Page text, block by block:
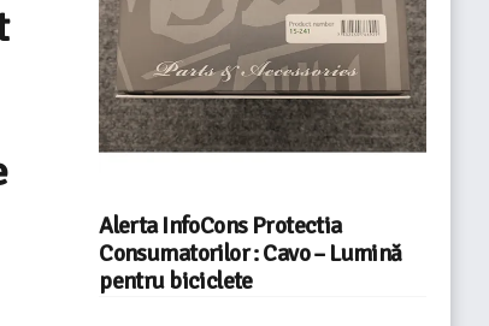
Alerta InfoCons Protectia
Consumatorilor : Cavo – Lumină
pentru biciclete